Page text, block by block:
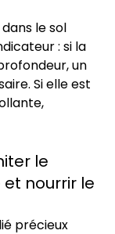
le sol
: si la
un
Si elle est
le
nourrir le
précieux